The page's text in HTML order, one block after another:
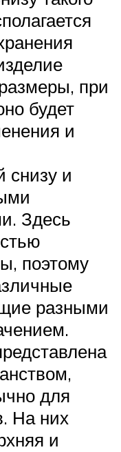
при
будет
и
и
Здесь
поэтому
разными
для
На них
и